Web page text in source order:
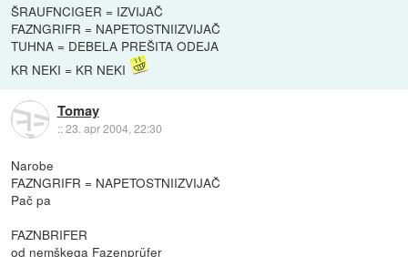
ŠRAUFNCIGER = IZVIJAČ
FAZNGRIFR = NAPETOSTNIIZVIJAČ
TUHNA = DEBELA PREŠITA ODEJA
KR NEKI = KR NEKI
Tomay
::23. apr 2004, 22:30
Narobe
FAZNGRIFR = NAPETOSTNIIZVIJAČ
Pač pa
FAZNBRIFER
od nemškega Fazenprüfer